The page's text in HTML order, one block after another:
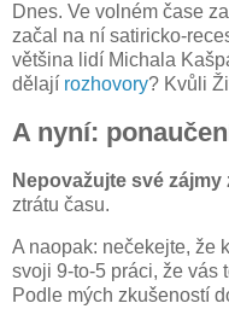
Dnes. Ve volném čase
začal na ní satiricko-
většina lidí Michala
dělají rozhovory? Kvůli
A nyní:
Nepovažujte své zájmy
ztrátu času.
A naopak: nečekejte, že
svoji 9-to-5 práci, že vás
Podle mých zkušeností